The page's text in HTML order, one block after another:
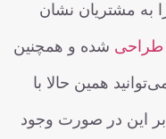
به مشتریان نشان
طراحی شده و همچنین
همین حالا با
بر این در صورت وجود